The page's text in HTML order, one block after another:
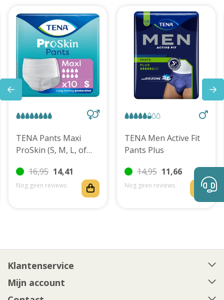
TENA Pants Maxi
ProSkin (S, M, L, of
16,95 14,41
Nog geen reviews
TENA Men Active Fit
Pants Plus
14,95 11,66
Nog geen reviews
Klantenservice
Mijn account